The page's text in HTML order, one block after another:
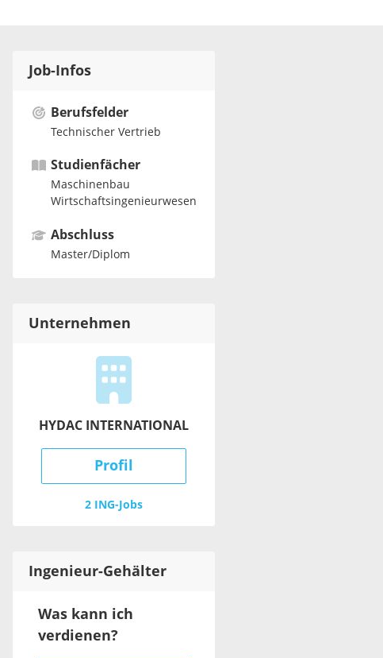
Job-Infos
Berufsfelder
Technischer Vertrieb
Studienfächer
Maschinenbau
Wirtschaftsingenieurwesen
Abschluss
Master/Diplom
Unternehmen
HYDAC INTERNATIONAL
Profil
2 ING-Jobs
Ingenieur-Gehälter
Was kann ich
verdienen?